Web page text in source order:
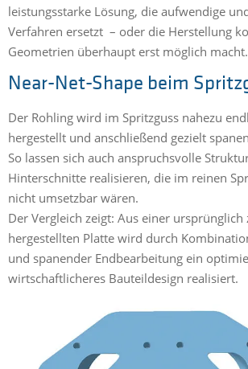
leistungsstarke Lösung, die aufwendige
Verfahren ersetzt – oder die Herstellung
Geometrien überhaupt erst möglich macht.
Near-Net-Shape beim
Der Rohling wird im Spritzguss nahezu
hergestellt und anschließend gezielt
So lassen sich auch anspruchsvolle
Hinterschnitte realisieren, die im reinen
nicht umsetzbar wären.
Der Vergleich zeigt: Aus einer ursprünglich
hergestellten Platte wird durch
und spanender Endbearbeitung ein
wirtschaftlicheres Bauteildesign realisiert.